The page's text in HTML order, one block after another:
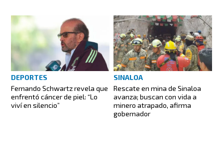
DEPORTES
Fernando Schwartz revela que
enfrentó cáncer de piel: “Lo
viví en silencio”
SINALOA
Rescate en mina de Sinaloa
avanza; buscan con vida a
minero atrapado, afirma
gobernador